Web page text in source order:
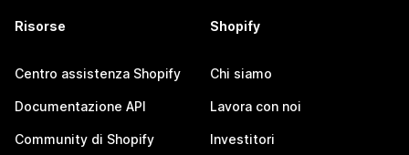
Risorse
Centro assistenza Shopify
Documentazione API
Community di Shopify
Shopify
Chi siamo
Lavora con noi
Investitori